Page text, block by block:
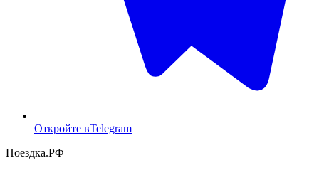
Откройте вTelegram
Поездка.РФ